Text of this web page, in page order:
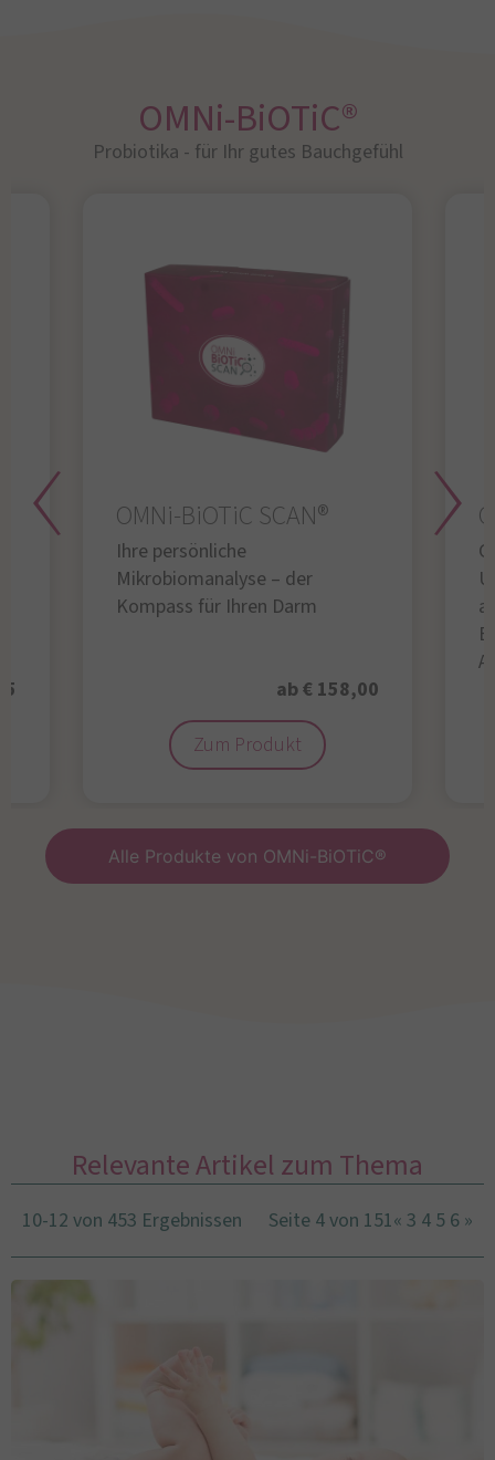
OMNi-BiOTiC®
Probiotika - für Ihr gutes Bauchgefühl​
OMNi-BiOTiC SCAN®
Ihre persönliche
Mikrobiomanalyse – der
Kompass für Ihren Darm
ab € 158,00
Zum Produkt
Alle Produkte von OMNi-BiOTiC®
Relevante Artikel zum Thema
10-12 von 453 Ergebnissen Seite 4 von 151« 3 4 5 6 »